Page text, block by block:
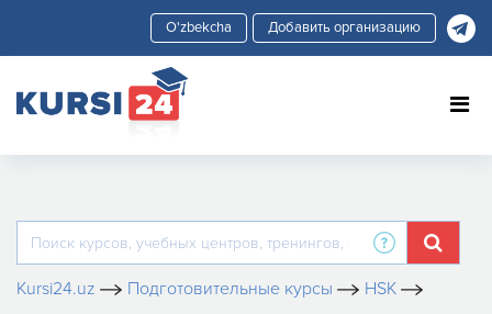
Добавить организацию
Kursi24.uz Подготовительные курсы
HSK